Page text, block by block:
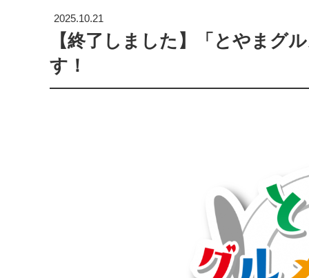
2025.10.21
【終了しました】「とやまグ
す！